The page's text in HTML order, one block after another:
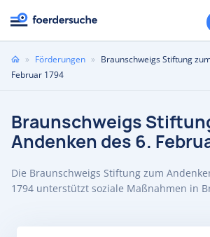
Sie
sind
» Förderungen » Braunschweigs Stiftung
Februar 1794
Braunschweigs
Andenken des 6.
Die Braunschweigs Stiftung zum
1794 unterstützt soziale Maßnahmen in